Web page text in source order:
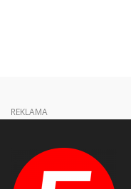
REKLAMA